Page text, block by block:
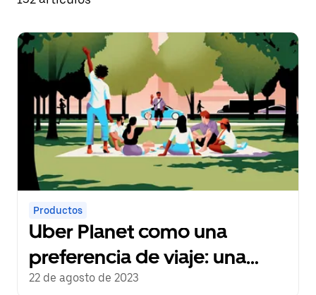
Productos
Uber Planet como una
preferencia de viaje: una
elección para ayudar a
22 de agosto de 2023